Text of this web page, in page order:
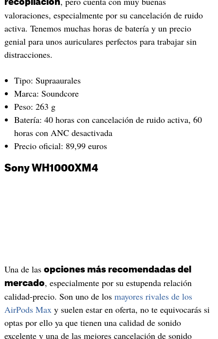
recopilación
valoraciones, especialmente por su cancelación de ruido
activa. Tenemos muchas horas de batería y un precio
genial para unos auriculares perfectos para trabajar sin
distracciones.
Tipo: Supraaurales
Marca: Soundcore
Peso: 263 g
Batería: 40 horas con cancelación de ruido activa, 60
horas con ANC desactivada
Precio oficial: 89,99 euros
Sony WH1000XM4
Una de las opciones más recomendadas del
mercado, especialmente por su estupenda relación
calidad-precio. Son uno de los mayores rivales de los
AirPods Maxy suelen estar en oferta, no te equivocarás si
optas por ello ya que tienen una calidad de sonido
excelente y una de las mejores cancelación de sonido